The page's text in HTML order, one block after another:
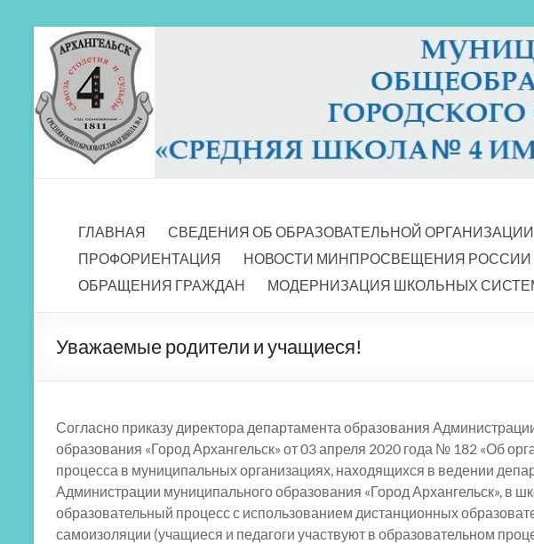
Перейти
содержимому
МБОУ СШ 4
ГЛАВНАЯ
СВЕДЕНИЯ ОБ ОБРАЗОВАТЕЛЬНОЙ ОРГАНИЗАЦИИ
ПРОФОРИЕНТАЦИЯ
НОВОСТИ МИНПРОСВЕЩЕНИЯ РОССИИ
ОБРАЩЕНИЯ ГРАЖДАН
МОДЕРНИЗАЦИЯ ШКОЛЬНЫХ
Уважаемые родители и учащиеся!
Согласно приказу директора департамента образования
образования «Город Архангельск» от 03 апреля 2020 года № 182 «Об
процесса в муниципальных организациях, находящихся в ведении
Администрации муниципального образования «Город Архангельск», в
образовательный процесс с использованием дистанционных
самоизоляции (учащиеся и педагоги участвуют в образовательном